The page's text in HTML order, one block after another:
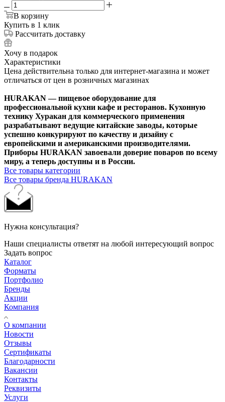
В корзину
Купить в 1 клик
Рассчитать доставку
Хочу в подарок
Характеристики
Цена действительна только для интернет-магазина и может
отличаться от цен в розничных магазинах
HURAKAN — пищевое оборудование для
профессиональной кухни кафе и ресторанов. Кухонную
технику Хуракан для коммерческого применения
разрабатывают ведущие китайские заводы, которые
успешно конкурируют по качеству и дизайну с
европейскими и американскими производителями.
Приборы HURAKAN завоевали доверие поваров по всему
миру, а теперь доступны и в России.
Все товары категории
Все товары бренда HURAKAN
Нужна консультация?
Наши специалисты ответят на любой интересующий вопрос
Задать вопрос
Каталог
Форматы
Портфолио
Бренды
Акции
Компания
О компании
Новости
Отзывы
Сертификаты
Благодарности
Вакансии
Контакты
Реквизиты
Услуги